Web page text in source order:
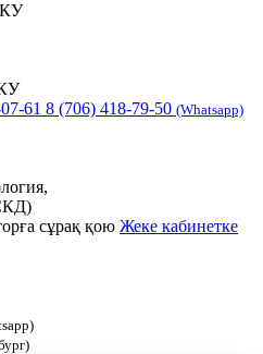
61 8 (706) 418-79-50 (Whatsapp)
сұрақ қою Жеке кабинетке